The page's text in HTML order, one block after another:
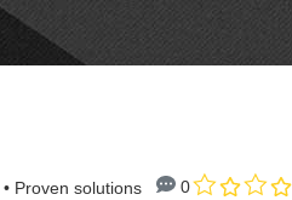
• Proven solutions 0